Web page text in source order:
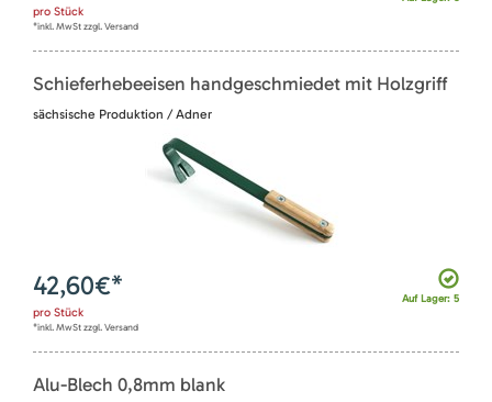
pro Stück
*inkl. MwSt zzgl. Versand
Schieferhebeeisen handgeschmiedet mit Holzgriff
sächsische Produktion / Adner
Auf Lager: 5
42,60€*
pro Stück
*inkl. MwSt zzgl. Versand
Alu-Blech 0,8mm blank